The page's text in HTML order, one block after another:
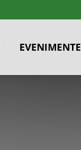
EVENIMENTE